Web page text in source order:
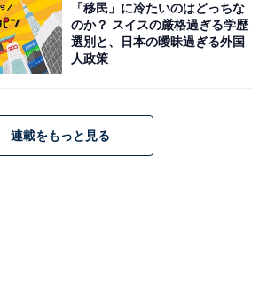
「移民」に冷たいのはどっちな
のか？ スイスの厳格過ぎる学歴
選別と、日本の曖昧過ぎる外国
人政策
連載をもっと見る